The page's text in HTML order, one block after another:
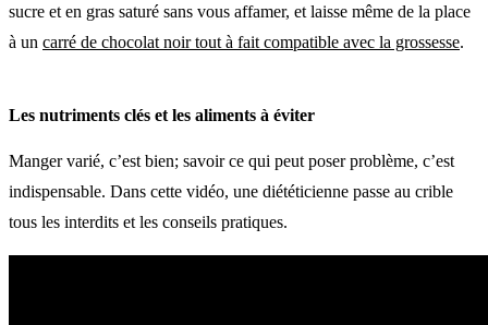
sucre et en gras saturé sans vous affamer, et laisse même de la place
à un carré de chocolat noir tout à fait compatible avec la grossesse.
Les nutriments clés et les aliments à éviter
Manger varié, c’est bien; savoir ce qui peut poser problème, c’est
indispensable. Dans cette vidéo, une diététicienne passe au crible
tous les interdits et les conseils pratiques.